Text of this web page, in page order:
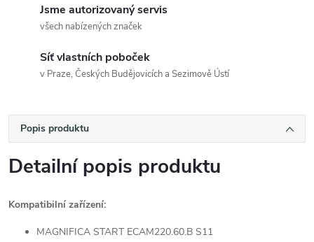
Jsme autorizovaný servis
všech nabízených značek
Síť vlastních poboček
v Praze, Českých Budějovicích a Sezimově Ústí
Popis produktu
Detailní popis produktu
Kompatibilní zařízení:
MAGNIFICA START ECAM220.60.B S11